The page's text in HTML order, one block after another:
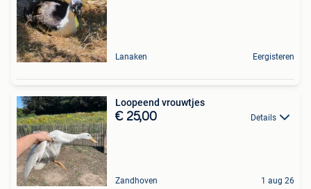
Lanaken Eergisteren
Loopeend vrouwtjes
€ 25,00 Details
Zandhoven 1 aug 26